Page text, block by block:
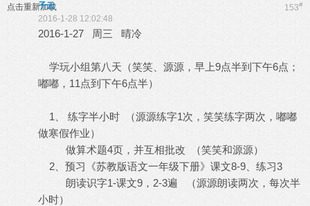
点击重新加载 153#
子云
2016-1-28 12:02:48
2016-1-27 周三 晴冷
学玩小组第八天（笑笑、源源，早上9点半到下午6点；
嘟嘟，11点到下午6点半）
1、 练字半小时 （源源练字1次，笑笑练字两次，嘟嘟
做寒假作业）
做算术题4页，并互相批改 （笑笑和源源）
2、预习《苏教版语文一年级下册》课文8-9、练习3
朗读识字1-课文9，2-3遍 （源源朗读两次，每次半
小时）